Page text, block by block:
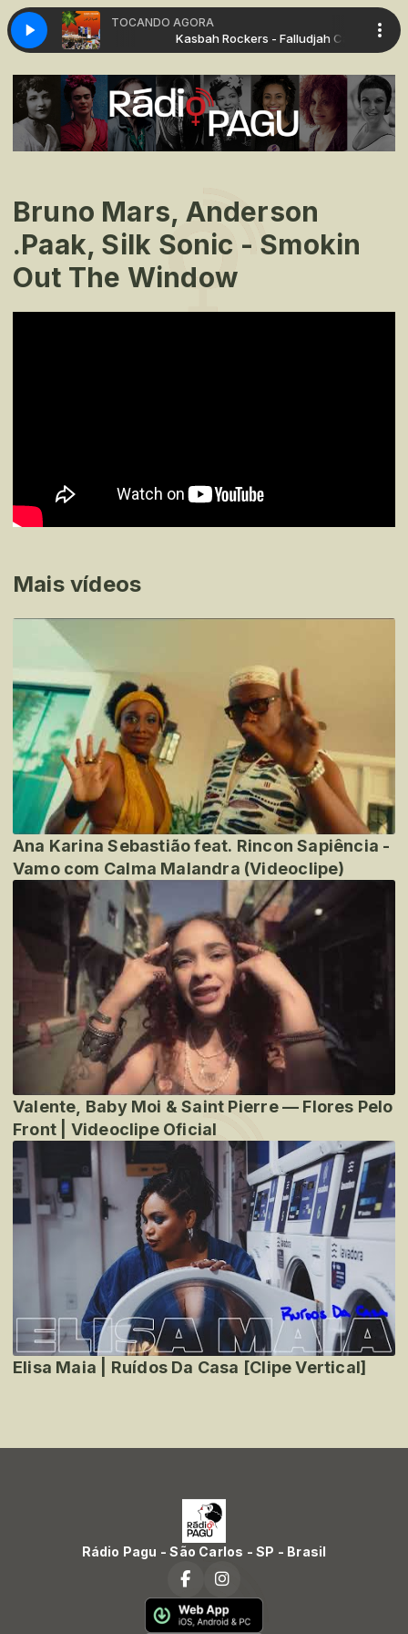
TOCANDO AGORA
- Falludjah Car Kasbah Rockers - Falludjah Car
Bruno Mars, Anderson
.Paak, Silk Sonic - Smokin
Out The Window
Mais vídeos
Ana Karina Sebastião feat. Rincon Sapiência -
Vamo com Calma Malandra (Videoclipe)
Valente, Baby Moi & Saint Pierre — Flores Pelo
Front | Videoclipe Oficial
Elisa Maia | Ruídos Da Casa [Clipe Vertical]
Rádio Pagu - São Carlos - SP - Brasil